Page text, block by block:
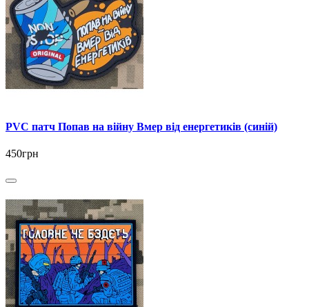
PVC патч Попав на війну Вмер від енергетиків (синій)
450грн